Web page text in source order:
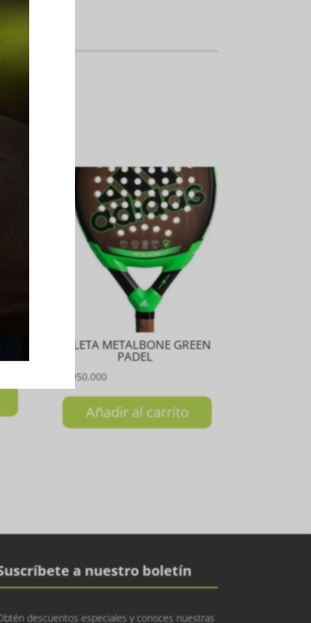
PALETA METALBONE GREEN
PADEL
1.950.000
Añadir al carrito
a nuestro boletín
descuentos especiales y conoces nuestras